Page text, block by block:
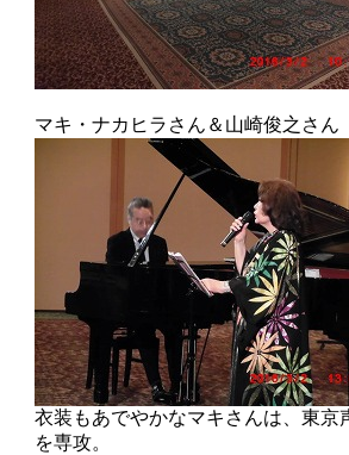
マキ・ナカヒラさん＆山崎俊之さん
衣装もあでやかなマキさんは、東京
を専攻。